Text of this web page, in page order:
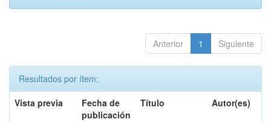
Anterior 1 Siguiente
Resultados por ítem:
Vista previa
Fecha de
publicación
Título Autor(es)